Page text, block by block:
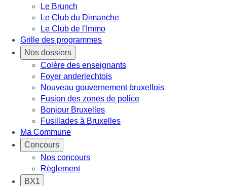
Le Brunch
Le Club du Dimanche
Le Club de l'Immo
Grille des programmes
Nos dossiers
Colère des enseignants
Foyer anderlechtois
Nouveau gouvernement bruxellois
Fusion des zones de police
Bonjour Bruxelles
Fusillades à Bruxelles
Ma Commune
Concours
Nos concours
Règlement
BX1